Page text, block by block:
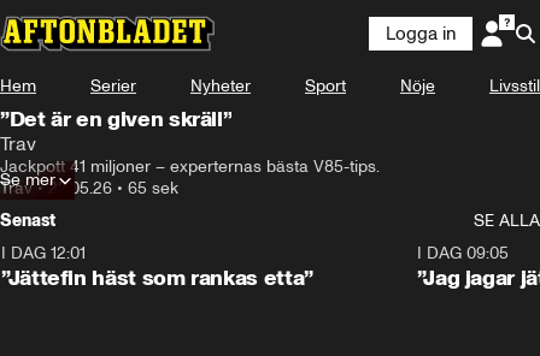
Logga in
Hem Serier Nyheter Sport Nöje Livsstil
”Det är en given skräll”
Trav
Jackpott 41 miljoner – experternas bästa V85-tips.
Trav•22.05.26 • 65 sek
Se mer
Senast
SE ALLA
I DAG 12:01
”Jättefin häst som rankas etta”
I DAG 09:05
”Jag jagar